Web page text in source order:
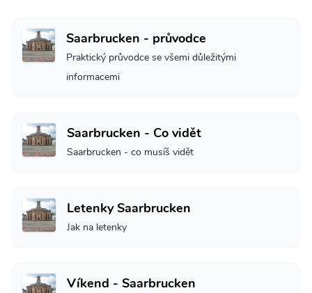
Saarbrucken - průvodce
Praktický průvodce se všemi důležitými
informacemi
Saarbrucken - Co vidět
Saarbrucken - co musíš vidět
Letenky Saarbrucken
Jak na letenky
Víkend - Saarbrucken